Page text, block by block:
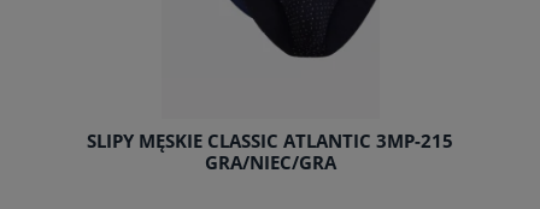
SLIPY MĘSKIE CLASSIC ATLANTIC 3MP-215
GRA/NIEC/GRA